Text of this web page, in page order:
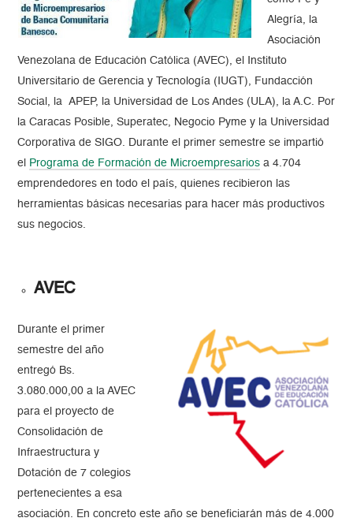
Alegría, la
Asociación
Venezolana de Educación Católica (AVEC), el Instituto
Universitario de Gerencia y Tecnología (IUGT), Fundacción
Social, la APEP, la Universidad de Los Andes (ULA), la A.C. Por
la Caracas Posible, Superatec, Negocio Pyme y la Universidad
Corporativa de SIGO. Durante el primer semestre se impartió
el
Programa de Formación de Microempresarios a 4.704
emprendedores en todo el país, quienes recibieron las
herramientas básicas necesarias para hacer más productivos
sus negocios.
AVEC
Durante el primer
semestre del año
entregó Bs.
3.080.000,00 a la AVEC
para el proyecto de
Consolidación de
Infraestructura y
Dotación de 7 colegios
pertenecientes a esa
asociación. En concreto este año se beneficiarán más de 4.000